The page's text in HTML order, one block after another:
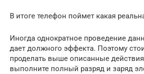
В итоге телефон поймет какая
Иногда однократное проведение
дает должного эффекта. Поэтому
проделать выше описанные действия
выполните полный разряд и заряд